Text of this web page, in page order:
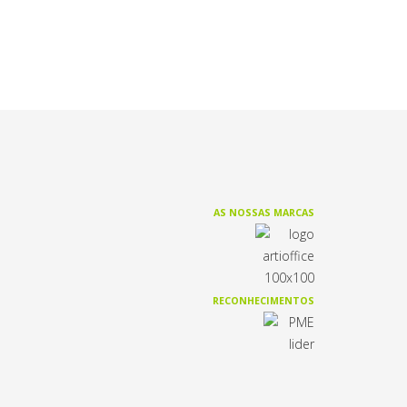
AS NOSSAS MARCAS
RECONHECIMENTOS